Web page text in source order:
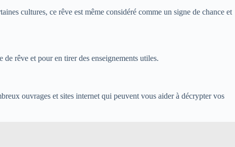
cultures, ce rêve est même considéré comme un signe de chance et
rêve et pour en tirer des enseignements utiles.
ouvrages et sites internet qui peuvent vous aider à décrypter vos